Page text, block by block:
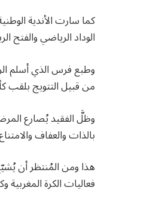
كما سارت الأندية
الوداد الرياضي والفتح
من قبيل التتويج بلقب كأس أمم أفريقيا سنة
وظلَّ الفقيد يُصارع
بالذات والعفاف
هذا ومن المُنتظر أن
فعاليات الكرة